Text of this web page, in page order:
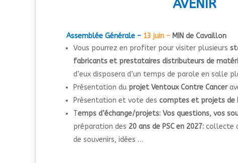
AVENIR
Assemblée Générale – 13 juin – MIN de Cavaillon
Vous pourrez en profiter pour visiter plusieurs
fabricants et prestataires distributeurs de
d’eux disposera d’un temps de parole en salle
Présentation du projet Ventoux Contre Cancer
Présentation et vote des comptes et projets de
Temps d’échange/projets: Vos questions, vos
préparation des 20 ans de PSC en 2027: collecte
de souvenirs, idées …